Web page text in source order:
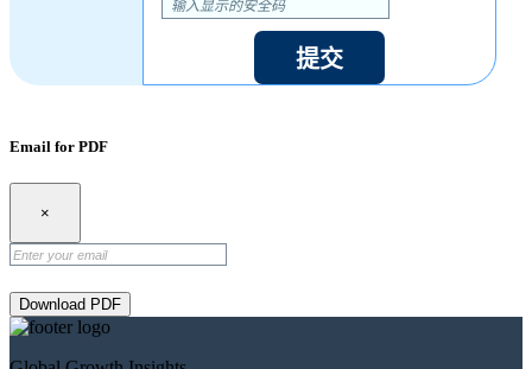
提交
Email for PDF
×
Download PDF